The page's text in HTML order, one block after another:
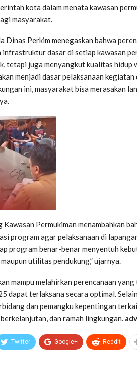
kota dalam menata kawasan
masyarakat.
Dinas Perkim menegaskan bahwa
dasar di setiap kawasan
tetapi juga menyangkut kualitas hidup
menjadi dasar pelaksanaan
ini, masyarakat bisa merasakan
Permukiman menambahkan
program agar pelaksanaan di
program benar-benar menyentuh
utilitas pendukung,” ujarnya.
mampu melahirkan perencanaan
dapat terlaksana secara optimal.
dan pemangku kepentingan
dan ramah lingkungan.
Twitter Google+ ReddIt